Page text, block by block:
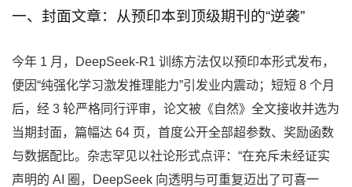
一、封面文章：从预印本到顶级期刊的“逆袭”
今年 1 月，DeepSeek-R1 训练方法仅以预印本形式发布，
便因“纯强化学习激发推理能力”引发业内震动；短短 8 个月
后，经 3 轮严格同行评审，论文被《自然》全文接收并选为
当期封面，篇幅达 64 页，首度公开全部超参数、奖励函数
与数据配比。杂志罕见以社论形式点评：“在充斥未经证实
声明的 AI 圈，DeepSeek 向透明与可重复迈出了可喜一